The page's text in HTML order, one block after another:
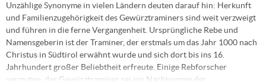
Unzählige Synonyme in vielen Ländern deuten darauf hin: Herkunft
und Familienzugehörigkeit des Gewürztraminers sind weit verzweigt
und führen in die ferne Vergangenheit. Ursprüngliche Rebe und
Namensgeberin ist der Traminer, der erstmals um das Jahr 1000 nach
Christus in Südtirol erwähnt wurde und sich dort bis ins 16.
Jahrhundert großer Beliebtheit erfreute. Einige Rebforscher
vermuten, der Gewürztraminer sei ein Nachkomme der